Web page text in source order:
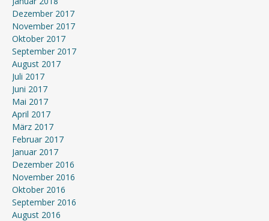
Dezember 2017
November 2017
Oktober 2017
September 2017
August 2017
Juli 2017
Juni 2017
Mai 2017
April 2017
März 2017
Februar 2017
Januar 2017
Dezember 2016
November 2016
Oktober 2016
September 2016
August 2016